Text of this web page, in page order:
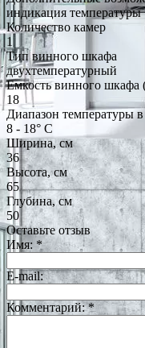
индикация температуры
Количество камер
1
Тип винного шкафа
двухтемпературный
Емкость винного шкафа
18
Диапазон температуры
8 - 18° С
Ширина, см
36
Высота, см
65
Глубина, см
50
Оставьте отзыв
Имя: *
E-mail:
Комментарий:*